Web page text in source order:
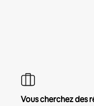
Vous cherchez des